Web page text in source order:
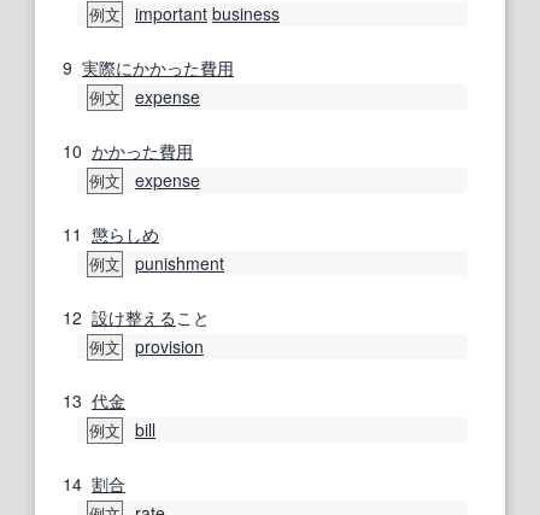
例文 important business
9 実際にかかった費用
例文 expense
10 かかった費用
例文 expense
11 懲らしめ
例文 punishment
12 設け整えること
例文 provision
13 代金
例文 bill
14 割合